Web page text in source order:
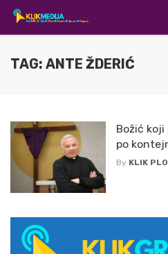
TAG: ANTE ŽDERIĆ
Božić
po
By KLIK